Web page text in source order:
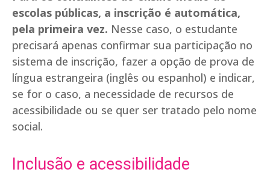
escolas públicas, a inscrição é automática,
pela primeira vez. Nesse caso, o estudante
precisará apenas confirmar sua participação no
sistema de inscrição, fazer a opção de prova de
língua estrangeira (inglês ou espanhol) e indicar,
se for o caso, a necessidade de recursos de
acessibilidade ou se quer ser tratado pelo nome
social.
Inclusão e acessibilidade